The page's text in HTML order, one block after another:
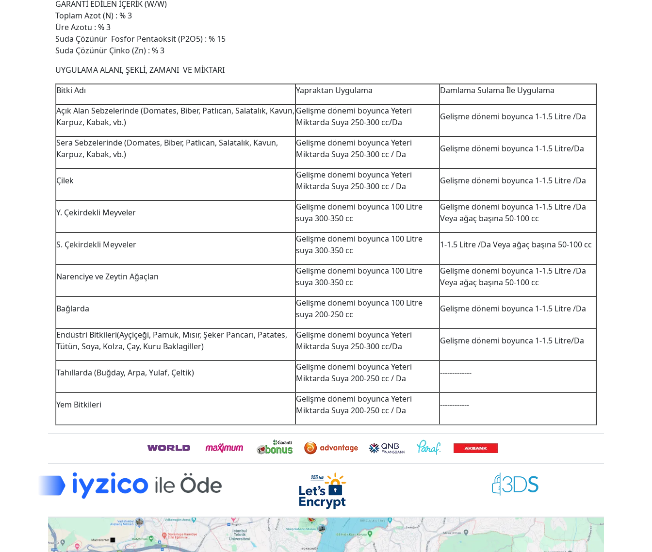
GARANTİ EDİLEN İÇERİK (W/W)
Toplam Azot (N) : % 3
Üre Azotu : % 3
Suda Çözünür Fosfor Pentaoksit (P2O5) : % 15
Suda Çözünür Çinko (Zn) : % 3
UYGULAMA ALANI, ŞEKLİ, ZAMANI VE MİKTARI
Bitki Adı
Yapraktan Uygulama
Damlama Sulama İle Uygulama
Açık Alan Sebzelerinde (Domates, Biber, Patlıcan, Salatalık, Kavun,
Karpuz, Kabak, vb.)
Gelişme dönemi boyunca Yeteri
Miktarda Suya 250-300 cc/Da
Gelişme dönemi boyunca 1-1.5 Litre /Da
Sera Sebzelerinde (Domates, Biber, Patlıcan, Salatalık, Kavun,
Karpuz, Kabak, vb.)
Gelişme dönemi boyunca Yeteri
Miktarda Suya 250-300 cc / Da
Gelişme dönemi boyunca 1-1.5 Litre/Da
Çilek
Gelişme dönemi boyunca Yeteri
Miktarda Suya 250-300 cc / Da
Gelişme dönemi boyunca 1-1.5 Litre /Da
Y. Çekirdekli Meyveler
Gelişme dönemi boyunca 100 Litre
suya 300-350 cc
Gelişme dönemi boyunca 1-1.5 Litre /Da
Veya ağaç başına 50-100 cc
S. Çekirdekli Meyveler
Gelişme dönemi boyunca 100 Litre
suya 300-350 cc
1-1.5 Litre /Da Veya ağaç başına 50-100 cc
Narenciye ve Zeytin Ağaçlan
Gelişme dönemi boyunca 100 Litre
suya 300-350 cc
Gelişme dönemi boyunca 1-1.5 Litre /Da
Veya ağaç başına 50-100 cc
Bağlarda
Gelişme dönemi boyunca 100 Litre
suya 200-250 cc
Gelişme dönemi boyunca 1-1.5 Litre /Da
Endüstri Bitkileri(Ayçiçeği, Pamuk, Mısır, Şeker Pancarı, Patates,
Tütün, Soya, Kolza, Çay, Kuru Baklagiller)
Gelişme dönemi boyunca Yeteri
Miktarda Suya 250-300 cc/Da
Gelişme dönemi boyunca 1-1.5 Litre/Da
Tahıllarda (Buğday, Arpa, Yulaf, Çeltik)
Gelişme dönemi boyunca Yeteri
Miktarda Suya 200-250 cc / Da
-------------
Yem Bitkileri
Gelişme dönemi boyunca Yeteri
Miktarda Suya 200-250 cc / Da
------------